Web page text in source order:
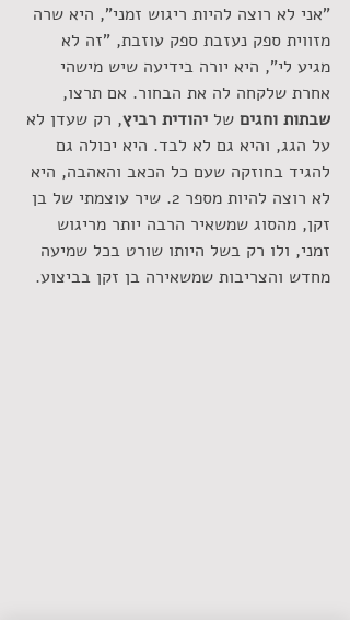
"אני לא רוצה להיות ריגוש זמני", היא שרה
מזווית ספק נעזבת ספק עוזבת, "זה לא
מגיע לי", היא יורה בידיעה שיש מישהי
אחרת שלקחה לה את הבחור. אם תרצו,
שבתות וחגים של יהודית רביץ, רק שעדן לא
על הגג, והיא גם לא לבד. היא יכולה גם
להגיד בחוזקה שעם כל הכאב והאהבה, היא
לא רוצה להיות מספר 2. שיר עוצמתי של בן
זקן, מהסוג שמשאיר הרבה יותר מריגוש
זמני, ולו רק בשל היותו שורט בכל שמיעה
מחדש והצריבות שמשאירה בן זקן בביצוע.